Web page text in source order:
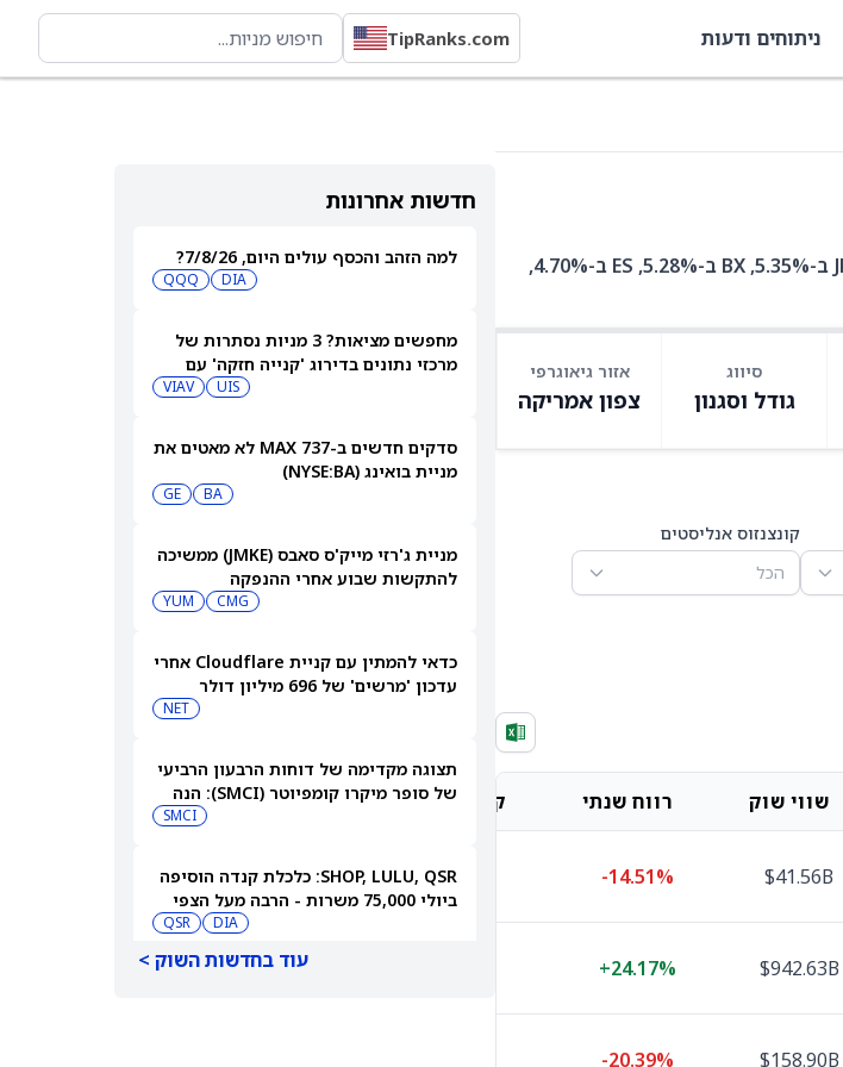
ניתוחים ודעות TipRanks.com
BAMD היא קרן סל עם 97 אחזקות. בין האחזקות המובילות: PAYX ב-5.83%, JPM ב-5.35%, BX ב-5.28%, ES ב-4.70%,
סיווג
גודל וסגנון
אזור גיאוגרפי
צפון אמריקה
קונצנזוס אנליסטים
הכל
שווי שוק רווח שנתי קונצנזוס אנליסטים מחיר יעד אנליסטים
$41.56B
-14.51% החזק $109.40
$942.63B
+24.17%
$376.00
$158.90B
-20.39%
חדשות אחרונות
למה הזהב והכסף עולים היום, 7/8/26?
DIA
QQQ
מחפשים מציאות? 3 מניות נסתרות של
מרכזי נתונים בדירוג 'קנייה חזקה' עם
UIS
VIAV
סדקים חדשים ב-737 MAX לא מאטים את
מניית בואינג (NYSE:BA)
BA
GE
מניית ג'רזי מייק'ס סאבס (JMKE) ממשיכה
להתקשות שבוע אחרי ההנפקה
CMG
YUM
כדאי להמתין עם קניית Cloudflare אחרי
עדכון 'מרשים' של 696 מיליון דולר
NET
תצוגה מקדימה של דוחות הרבעון הרביעי
של סופר מיקרו קומפיוטר (SMCI): הנה
SMCI
SHOP, LULU, QSR: כלכלת קנדה הוסיפה
ביולי 75,000 משרות - הרבה מעל הצפי
DIA
QSR
עוד בחדשות השוק >